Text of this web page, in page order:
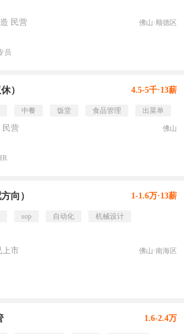
民营 佛山·顺德区
员
） 4.5-5千·13薪
中餐 饭堂 食品管理 出菜单
民营 佛山
向） 1-1.6万·13薪
sop 自动化
机械设计
上市 佛山·南海区
1.6-2.4万